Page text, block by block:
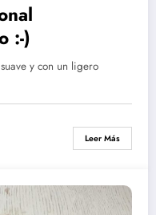
:-)
y con un ligero
Leer Más